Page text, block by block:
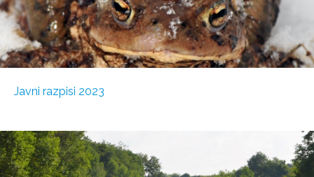
Javni razpisi 2023